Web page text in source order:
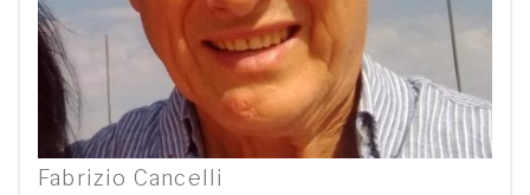
Fabrizio Cancelli